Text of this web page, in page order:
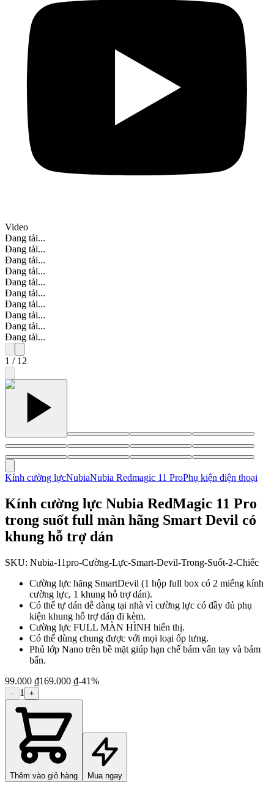
Video
Đang tải...
Đang tải...
Đang tải...
Đang tải...
Đang tải...
Đang tải...
Đang tải...
Đang tải...
Đang tải...
Đang tải...
1 / 12
Kính cường lựcNubiaNubia Redmagic 11 ProPhụ kiện điện thoại
Kính cường lực Nubia RedMagic 11 Pro
trong suốt full màn hãng Smart Devil có
khung hỗ trợ dán
SKU: Nubia-11pro-Cường-Lực-Smart-Devil-Trong-Suốt-2-Chiếc
Cường lực hãng SmartDevil (1 hộp full box có 2 miếng kính
cường lực, 1 khung hỗ trợ dán).
Có thể tự dán dễ dàng tại nhà vì cường lực có đầy đủ phụ
kiện khung hỗ trợ dán đi kèm.
Cường lực FULL MÀN HÌNH hiển thị.
Có thể dùng chung được với mọi loại ốp lưng.
Phủ lớp Nano trên bề mặt giúp hạn chế bám vân tay và bám
bẩn.
99.000 ₫169.000 ₫-41%
− 1 +
Thêm vào giỏ hàng Mua ngay